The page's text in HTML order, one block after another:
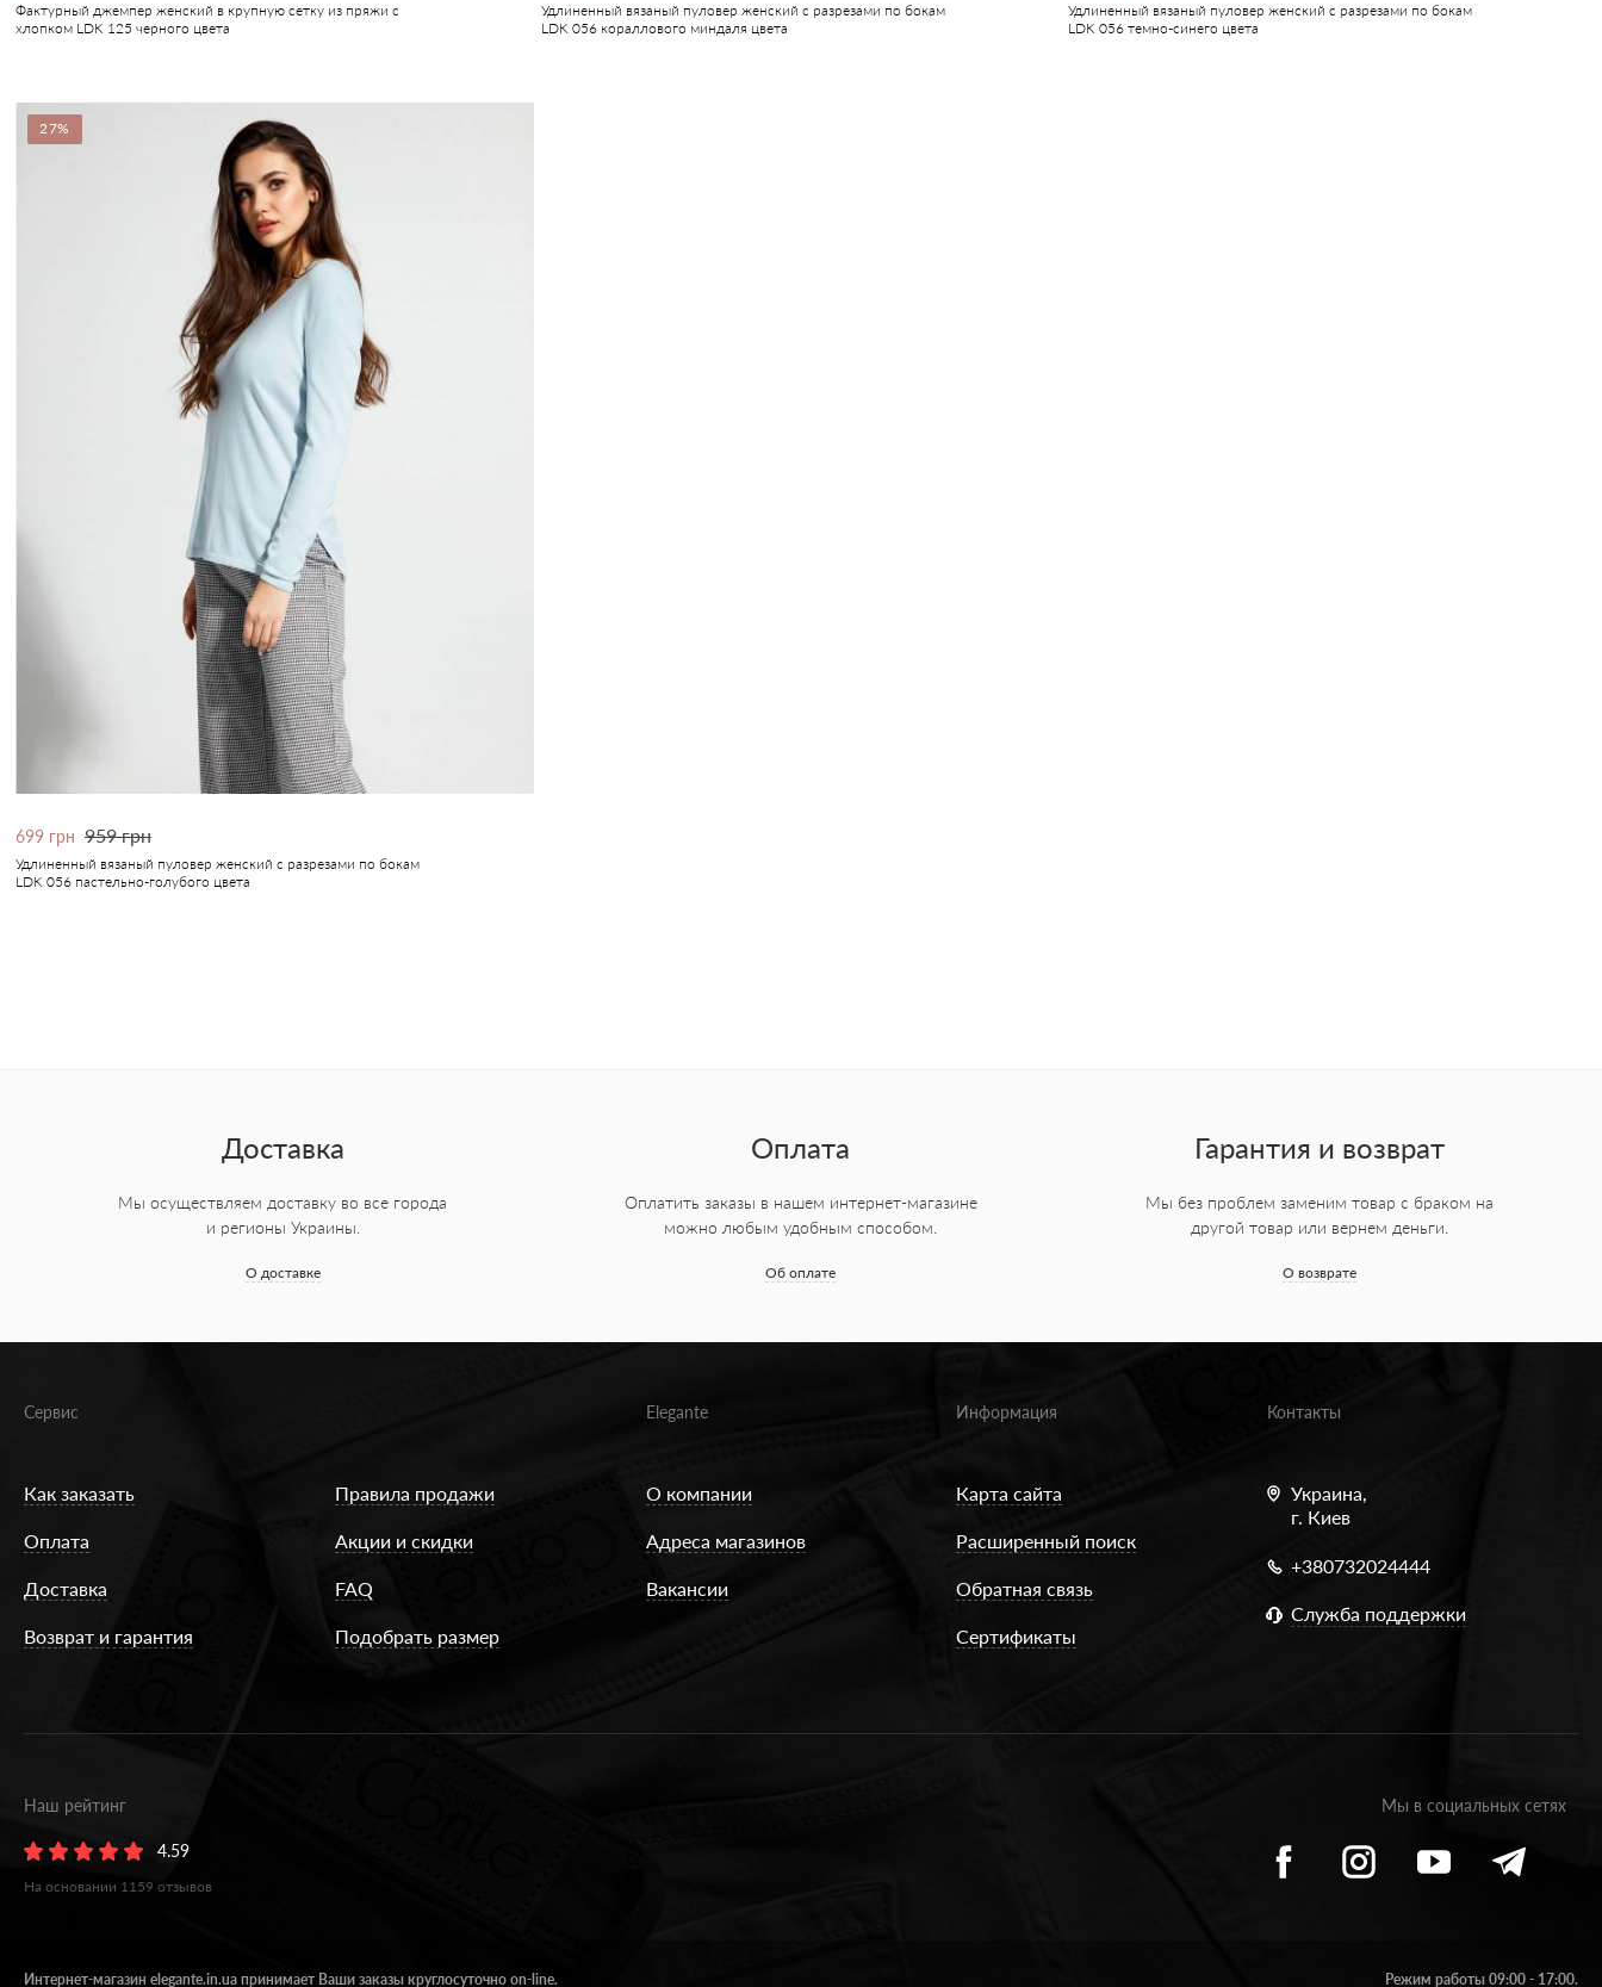
Фактурный джемпер женский в крупную сетку из пряжи с
хлопком LDK 125 черного цвета
Удлиненный вязаный пуловер женский с разрезами по бокам
LDK 056 кораллового миндаля цвета
Удлиненный вязаный пуловер женский с разрезами по бокам
LDK 056 темно-синего цвета
27%
699 грн 959 грн
Удлиненный вязаный пуловер женский с разрезами по бокам
LDK 056 пастельно-голубого цвета
Доставка
Мы осуществляем доставку во все города
и регионы Украины.
О доставке
Оплата
Оплатить заказы в нашем интернет-магазине
можно любым удобным способом.
Об оплате
Гарантия и возврат
Мы без проблем заменим товар с браком на
другой товар или вернем деньги.
О возврате
Сервис
Как заказать
Оплата
Доставка
Возврат и гарантия
Правила продажи
Акции и скидки
FAQ
Подобрать размер
Elegante
О компании
Адреса магазинов
Вакансии
Информация
Карта сайта
Расширенный поиск
Обратная связь
Сертификаты
Контакты
Украина,
г. Киев
+380732024444
Служба поддержки
Наш рейтинг
4.59
На основании 1159 отзывов
Мы в социальных сетях
Интернет-магазин elegante.in.ua принимает Ваши заказы круглосуточно on-line. Режим работы 09:00 - 17:00.